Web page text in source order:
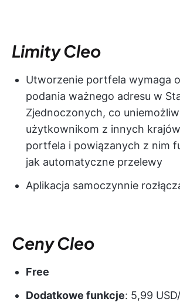
Limity Cleo
Utworzenie portfela wymaga
podania ważnego adresu w
Zjednoczonych, co
użytkownikom z innych
portfela i powiązanych z nim
jak automatyczne przelewy
Aplikacja samoczynnie
Ceny Cleo
Free
Dodatkowe funkcje: 5,99